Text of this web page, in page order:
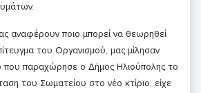
αναφέρουν ποιο μπορεί να θεωρηθεί
του Οργανισμού, μας μίλησαν
που παραχώρησε ο Δήμος Ηλιούπολης το
του Σωματείου στο νέο κτίριο, είχε